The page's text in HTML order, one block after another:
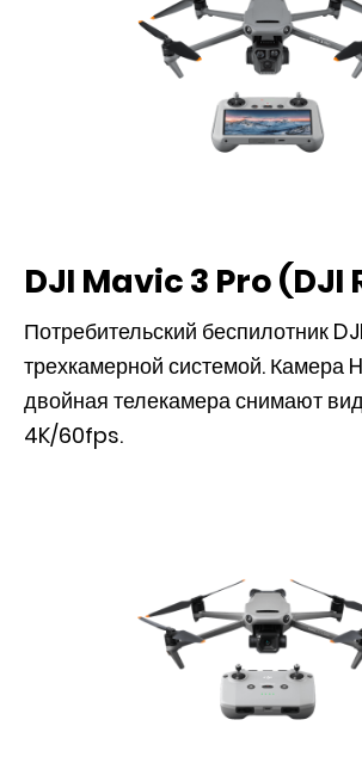
DJI Mavic 3 Pro (DJI
Потребительский беспилотник
трехкамерной системой. Камера
двойная телекамера снимают
4K/60fps.